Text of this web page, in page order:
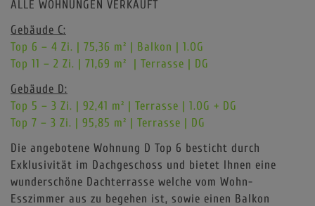
ALLE WOHNUNGEN VERKAUFT
Gebäude C:
Top 6 – 4 Zi. | 75,36 m² | Balkon | 1.OG
Top 11 – 2 Zi. | 71,69 m² | Terrasse | DG
Gebäude D:
Top 5 – 3 Zi. | 92,41 m² | Terrasse | 1.OG + DG
Top 7 – 3 Zi. | 95,85 m² | Terrasse | DG
Die angebotene Wohnung D Top 6 besticht durch
Exklusivität im Dachgeschoss und bietet Ihnen eine
wunderschöne Dachterrasse welche vom Wohn-
Esszimmer aus zu begehen ist, sowie einen Balkon